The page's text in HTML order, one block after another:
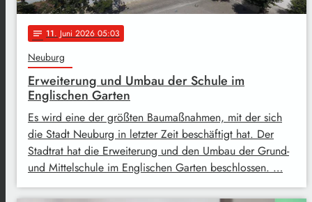
notes 11. Juni 2026 05:03
Neuburg
Erweiterung und Umbau der Schule im
Englischen Garten
Es wird eine der größten Baumaßnahmen, mit der sich
die Stadt Neuburg in letzter Zeit beschäftigt hat. Der
Stadtrat hat die Erweiterung und den Umbau der Grund-
und Mittelschule im Englischen Garten beschlossen. …